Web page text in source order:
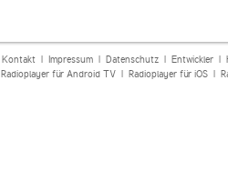
Kontakt| Impressum| Datenschutz| Entwickler|
Radioplayer für Android TV| Radioplayer für iOS|